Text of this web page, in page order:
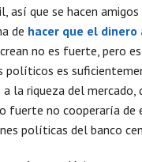
así que se hacen
de hacer que el dinero
no es fuerte, pero
políticos es
la riqueza del mercado,
fuerte no cooperaría de
políticas del banco